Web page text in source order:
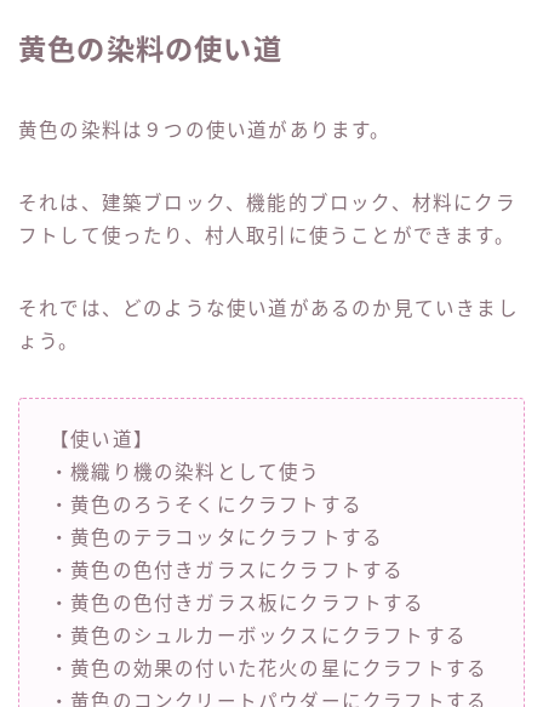
黄色の染料の使い道
黄色の染料は９つの使い道があります。
それは、建築ブロック、機能的ブロック、材料にクラ
フトして使ったり、村人取引に使うことができます。
それでは、どのような使い道があるのか見ていきまし
ょう。
【使い道】
・機織り機の染料として使う
・黄色のろうそくにクラフトする
・黄色のテラコッタにクラフトする
・黄色の色付きガラスにクラフトする
・黄色の色付きガラス板にクラフトする
・黄色のシュルカーボックスにクラフトする
・黄色の効果の付いた花火の星にクラフトする
・黄色のコンクリートパウダーにクラフトする